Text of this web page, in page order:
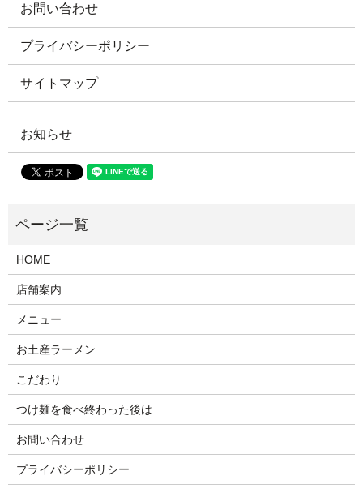
お問い合わせ
プライバシーポリシー
サイトマップ
お知らせ
HOME
店舗案内
メニュー
お土産ラーメン
こだわり
つけ麺を食べ終わった後は
お問い合わせ
プライバシーポリシー